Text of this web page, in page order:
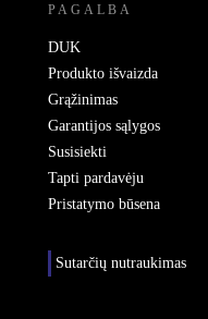
PAGALBA
DUK
Produkto išvaizda
Grąžinimas
Garantijos sąlygos
Susisiekti
Tapti pardavėju
Pristatymo būsena
Sutarčių nutraukimas